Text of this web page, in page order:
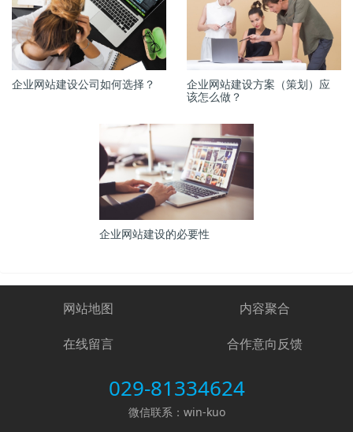
企业网站建设公司如何选择？
企业网站建设方案（策划）应
该怎么做？
企业网站建设的必要性
网站地图 内容聚合
在线留言 合作意向反馈
029-81334624
微信联系：win-kuo